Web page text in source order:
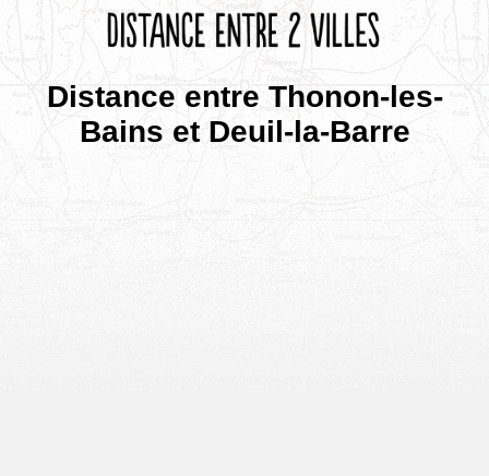
Distance entre Thonon-les-
Bains et Deuil-la-Barre